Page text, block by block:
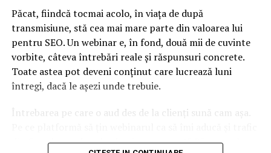
următoarea: „De ce nu ar trebui să dețineți capitaluri
proprii suplimentare, având în vedere riscurile cu care
se confruntă afacerea dvs. ?”
De asemenea, a întrebat: „Care este dimensiunea
[garanțiilor] care pot fi retrase unilateral?”
guvernul Regatului Unit consideră dacă trebuie să aplice
concurenței pentru a îmbunătăți calitatea pe piața de
Păcat, fiindcă tocmai acolo, în viața de după
transmisiune, stă cea mai mare parte din valoarea lui
pentru SEO. Un webinar e, în fond, două mii de cuvinte
vorbite, câteva întrebări reale și răspunsuri concrete.
Toate astea pot deveni conținut care lucrează luni
întregi, dacă le așezi unde trebuie.
Întrebarea pe care o aud des de la clienți sună cam așa.
din Google, nu doar lead-uri pe moment? Răspunsul